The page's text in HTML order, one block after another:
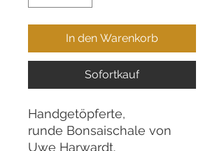
In den Warenkorb
Sofortkauf
Handgetöpferte,
runde Bonsaischale von
Uwe Harwardt.